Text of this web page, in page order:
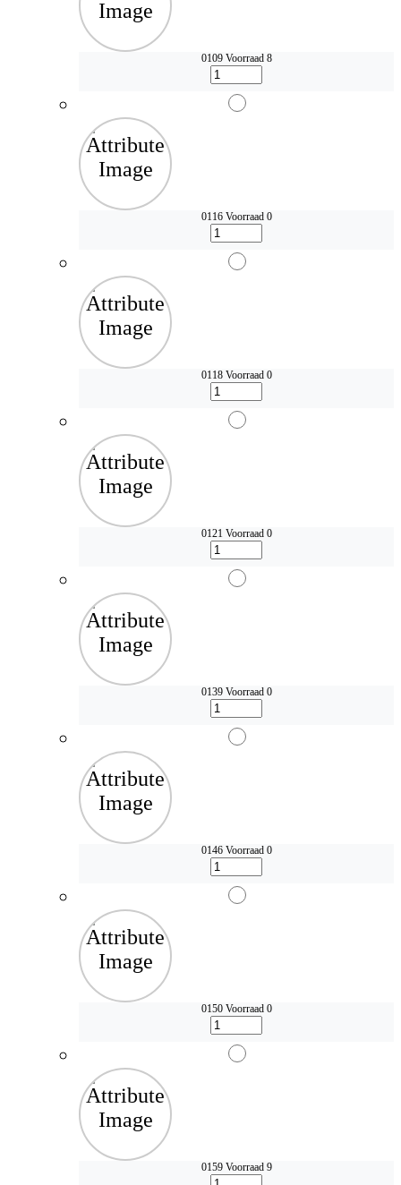
0109 Voorraad 8
0116 Voorraad 0
0118 Voorraad 0
0121 Voorraad 0
0139 Voorraad 0
0146 Voorraad 0
0150 Voorraad 0
0159 Voorraad 9